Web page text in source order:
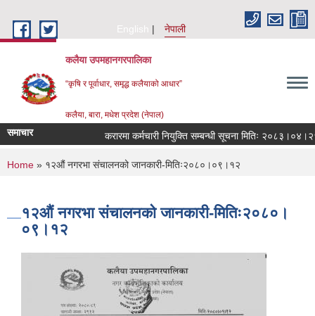
English
नेपाली
कलैया उपमहानगरपालिका
“कृषि र पूर्वाधार, समृद्ध कलैयाको आधार”
कलैया, बारा, मधेश प्रदेश (नेपाल)
समाचार करारमा कर्मचारी नियुक्ति सम्बन्धी सूचना मितिः २०८३।०४।२१
You are here
Home » १२औं नगरभा संचालनको जानकारी-मितिः२०८०।०९।१२
१२औं नगरभा संचालनको जानकारी-मितिः२०८०।
०९।१२